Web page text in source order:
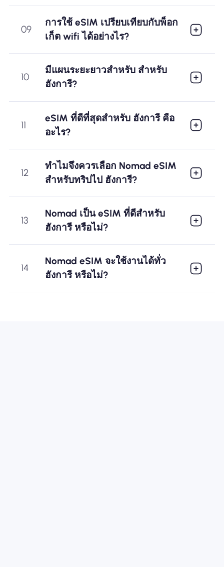
09
การใช้ eSIM เปรียบเทียบกับพ็อก
เก็ต wifi ได้อย่างไร?
10
มีแผนระยะยาวสำหรับ สำหรับ
ฮังการี?
11
eSIM ที่ดีที่สุดสำหรับ ฮังการี คือ
อะไร?
12
ทำไมจึงควรเลือก Nomad eSIM
สำหรับทริปไป ฮังการี?
13
Nomad เป็น eSIM ที่ดีสำหรับ
ฮังการี หรือไม่?
14
Nomad eSIM จะใช้งานได้ทั่ว
ฮังการี หรือไม่?